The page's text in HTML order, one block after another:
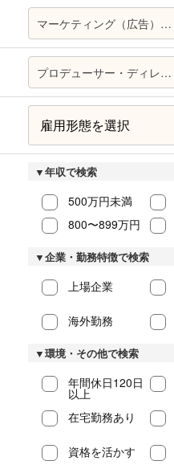
マーケティング（広告）・広報・デザイン
プロデューサー・ディレクター
▼年収で検索
500万円未満
800〜899万円
▼企業・勤務特徴で検索
上場企業
海外勤務
▼環境・その他で検索
年間休日120日
以上
在宅勤務あり
資格を活かす